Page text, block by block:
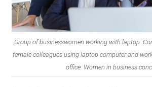
Group of businesswomen working with laptop.
female colleagues using laptop computer and
office. Women in business